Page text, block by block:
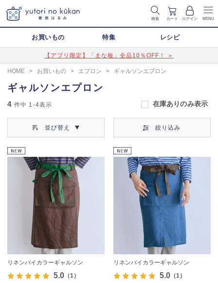
検索 カート ログイン MENU
お買いもの 特集 レシピ
【アプリ限定】「まな板」全品10％OFF！ ＞
HOME > お買いもの > エプロン > ギャルソンエプロン
ギャルソンエプロン
4 件中 1-4表示 在庫ありのみ表示
並び替え 絞り込み
リネンバイカラーギャルソン
5.0（1）
リネンバイカラーギャルソン
5.0（1）